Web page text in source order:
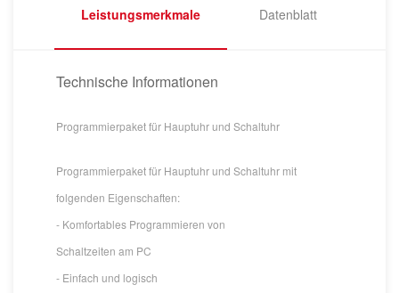
Leistungsmerkmale Datenblatt
Technische Informationen
Programmierpaket für Hauptuhr und Schaltuhr
Programmierpaket für Hauptuhr und Schaltuhr mit
folgenden Eigenschaften:
- Komfortables Programmieren von
Schaltzeiten am PC
- Einfach und logisch